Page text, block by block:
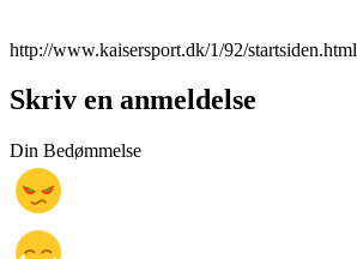
http://www.kaisersport.dk/1/92/startsiden.html
Skriv en anmeldelse
Din Bedømmelse